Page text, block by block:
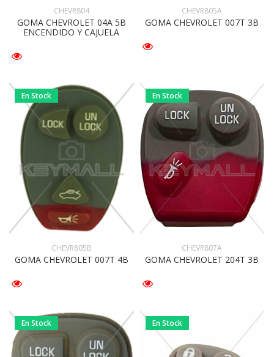
CHEVR804
GOMA CHEVROLET 04A 5B
ENCENDIDO Y CAJUELA
CHEVR805A
GOMA CHEVROLET 007T 3B
En Stock
CHEVR805B
GOMA CHEVROLET 007T 4B
En Stock
CHEVR807A
GOMA CHEVROLET 204T 3B
En Stock En Stock